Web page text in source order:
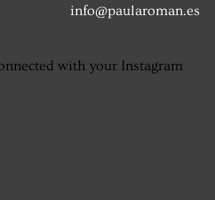
info@paularoman.es
with your Instagram